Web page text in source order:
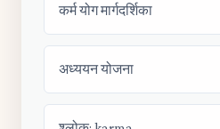
कर्म योग मार्गदर्शिका
अध्ययन योजना